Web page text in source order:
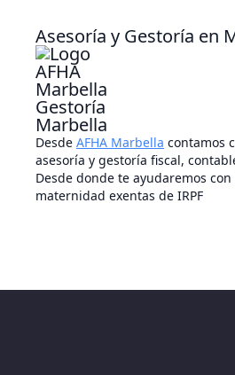
Asesoría y Gestoría en
Desde AFHA Marbella contamos
asesoría y gestoría fiscal,
Desde donde te ayudaremos
maternidad exentas de IRPF